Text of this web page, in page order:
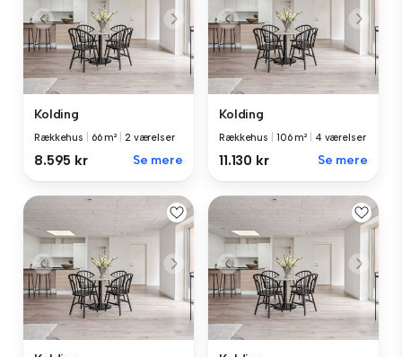
Kolding
Rækkehus 66 m² 2 værelser
8.595 kr Se mere
Kolding
Rækkehus 106 m² 4 værelser
11.130 kr Se mere